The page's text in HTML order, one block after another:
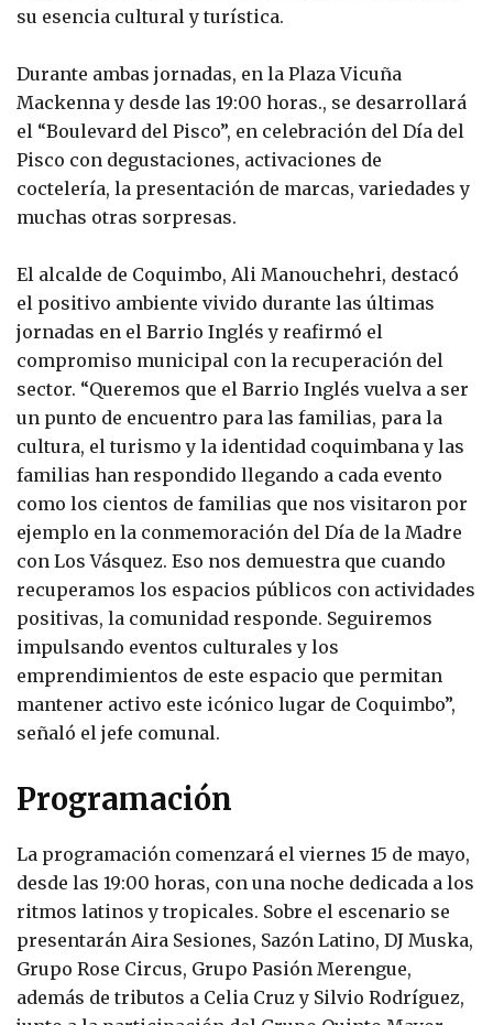
su esencia cultural y turística.
Durante ambas jornadas, en la Plaza Vicuña
Mackenna y desde las 19:00 horas., se desarrollará
el “Boulevard del Pisco”, en celebración del Día del
Pisco con degustaciones, activaciones de
coctelería, la presentación de marcas, variedades y
muchas otras sorpresas.
El alcalde de Coquimbo, Ali Manouchehri, destacó
el positivo ambiente vivido durante las últimas
jornadas en el Barrio Inglés y reafirmó el
compromiso municipal con la recuperación del
sector. “Queremos que el Barrio Inglés vuelva a ser
un punto de encuentro para las familias, para la
cultura, el turismo y la identidad coquimbana y las
familias han respondido llegando a cada evento
como los cientos de familias que nos visitaron por
ejemplo en la conmemoración del Día de la Madre
con Los Vásquez. Eso nos demuestra que cuando
recuperamos los espacios públicos con actividades
positivas, la comunidad responde. Seguiremos
impulsando eventos culturales y los
emprendimientos de este espacio que permitan
mantener activo este icónico lugar de Coquimbo”,
señaló el jefe comunal.
Programación
La programación comenzará el viernes 15 de mayo,
desde las 19:00 horas, con una noche dedicada a los
ritmos latinos y tropicales. Sobre el escenario se
presentarán Aira Sesiones, Sazón Latino, DJ Muska,
Grupo Rose Circus, Grupo Pasión Merengue,
además de tributos a Celia Cruz y Silvio Rodríguez,